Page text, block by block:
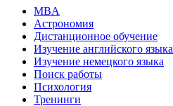
MBA
Астрономия
Дистанционное обучение
Изучение английского языка
Изучение немецкого языка
Поиск работы
Психология
Тренинги